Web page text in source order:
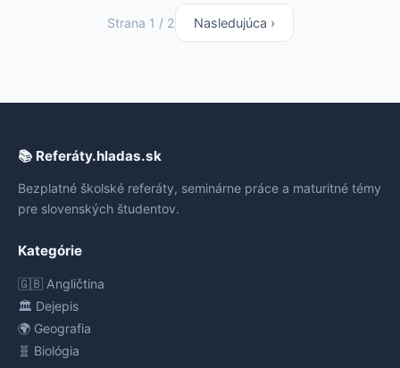
Strana 1 / 2 Nasledujúca ›
📚 Referáty.hladas.sk
Bezplatné školské referáty, seminárne práce a maturitné témy
pre slovenských študentov.
Kategórie
🇬🇧 Angličtina
🏛️ Dejepis
🌍 Geografia
🧬 Biológia